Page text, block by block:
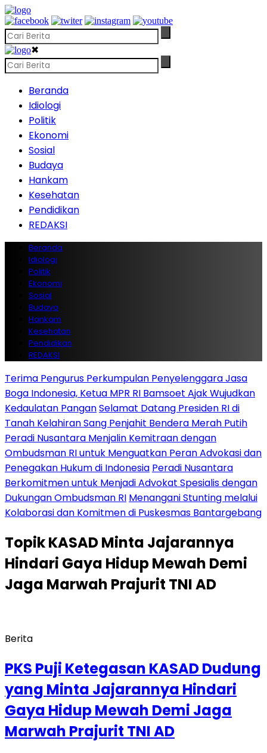
✖
Beranda
Idiologi
Politik
Ekonomi
Sosial
Budaya
Hankam
Kesehatan
Pendidikan
REDAKSI
Beranda
Idiologi
Politik
Ekonomi
Sosial
Budaya
Hankam
Kesehatan
Pendidikan
REDAKSI
Terima Pengurus Perkumpulan Penyelenggara Jasa
Boga Indonesia, Ketua MPR RI Bamsoet Ajak Wujudkan
Kedaulatan PanganSelamat Datang Presiden RI di
Tanah Kelahiran Sang Penjahit Bendera Merah Putih
Peradi Nusantara Menjalin Kemitraan dengan
Ombudsman RI untuk Menguatkan Peran Advokasi dan
Penegakan Hukum di Indonesia Peradi Nusantara
Berkomitmen untuk Menjadi Advokat Spesialis dengan
Dukungan Ombudsman RI Menangani Stunting melalui
Kolaborasi dan Komitmen di Puskesmas Bantargebang
TopikKASAD Minta Jajarannya
Hindari Gaya Hidup Mewah Demi
Jaga Marwah Prajurit TNI AD
Berita
PKS Puji Ketegasan KASAD Dudung
yang Minta Jajarannya Hindari
Gaya Hidup Mewah Demi Jaga
Marwah Prajurit TNI AD